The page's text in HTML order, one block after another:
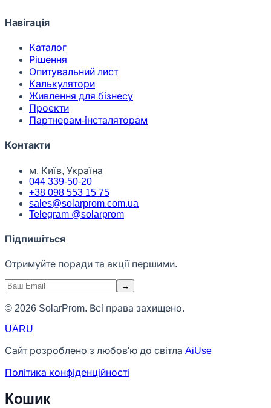
Навігація
Каталог
Рішення
Опитувальний лист
Калькулятори
Живлення для бізнесу
Проєкти
Партнерам-інсталяторам
Контакти
м. Київ, Україна
044 339-50-20
+38 098 553 15 75
sales@solarprom.com.ua
Telegram @solarprom
Підпишіться
Отримуйте поради та акції першими.
→
© 2026 SolarProm. Всі права захищено.
UARU
Сайт розроблено з любов'ю до світла AiUse
Політика конфіденційності
Кошик